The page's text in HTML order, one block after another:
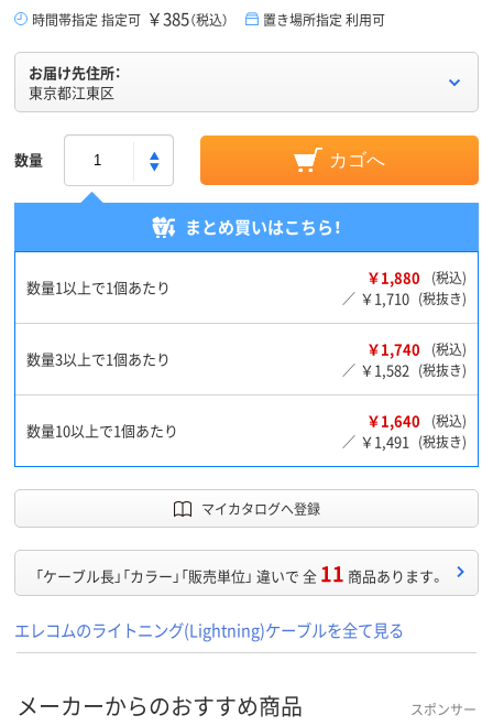
時間帯指定 指定可 ￥385（税込） 置き場所指定 利用可
お届け先住所：
東京都江東区
数量 カゴへ
まとめ買いはこちら！
数量1以上で1個あたり ￥1,880
(税込)
／ ￥1,710 (税抜き)
数量3以上で1個あたり ￥1,740
(税込)
／ ￥1,582 (税抜き)
数量10以上で1個あたり ￥1,640
(税込)
／ ￥1,491 (税抜き)
マイカタログへ登録
「ケーブル長」「カラー」「販売単位」 違いで 全 11 商品あります。
エレコムのライトニング(Lightning)ケーブルを全て見る
メーカーからのおすすめ商品 スポンサー